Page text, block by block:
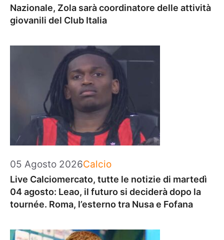
Nazionale, Zola sarà coordinatore delle attività
giovanili del Club Italia
05 Agosto 2026Categorie
Calcio
Live Calciomercato, tutte le notizie di martedì
04 agosto: Leao, il futuro si deciderà dopo la
tournée. Roma, l’esterno tra Nusa e Fofana